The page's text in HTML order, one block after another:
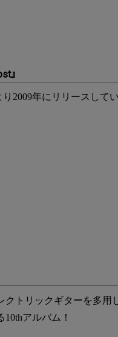
』
り2009年にリリースし
クトリックギターを多
アルバム！